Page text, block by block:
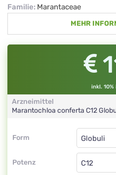
Familie: Marantaceae
MEHR
inkl. 10%
Arzneimittel
Marantochloa conferta C12
Form
Form
Potenz
Globuli
C12